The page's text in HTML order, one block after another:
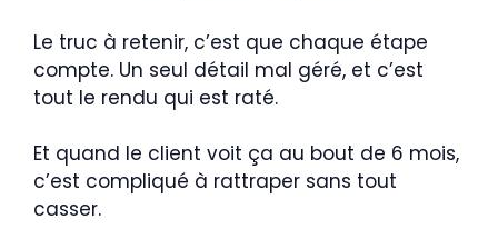
Le truc à retenir, c’est que chaque étape
compte. Un seul détail mal géré, et c’est
tout le rendu qui est raté.
Et quand le client voit ça au bout de 6 mois,
c’est compliqué à rattraper sans tout
casser.